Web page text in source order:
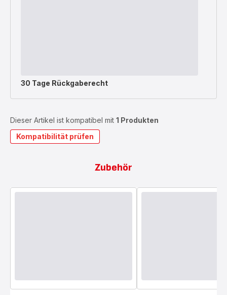
30 Tage Rückgaberecht
Dieser Artikel ist kompatibel mit 1 Produkten
Kompatibilität prüfen
Zubehör